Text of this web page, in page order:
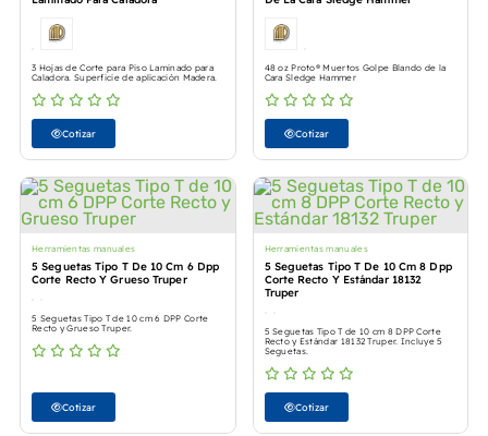
3 Hojas de Corte para Piso Laminado para
Caladora. Superficie de aplicación Madera.
Cotizar
48 oz Proto® Muertos Golpe Blando de la
Cara Sledge Hammer
Cotizar
Herramientas manuales
5 Seguetas Tipo T De 10 Cm 6 Dpp
Corte Recto Y Grueso Truper
5 Seguetas Tipo T de 10 cm 6 DPP Corte
Recto y Grueso Truper.
Cotizar
Herramientas manuales
5 Seguetas Tipo T De 10 Cm 8 Dpp
Corte Recto Y Estándar 18132
Truper
5 Seguetas Tipo T de 10 cm 8 DPP Corte
Recto y Estándar 18132 Truper. Incluye 5
Seguetas.
Cotizar